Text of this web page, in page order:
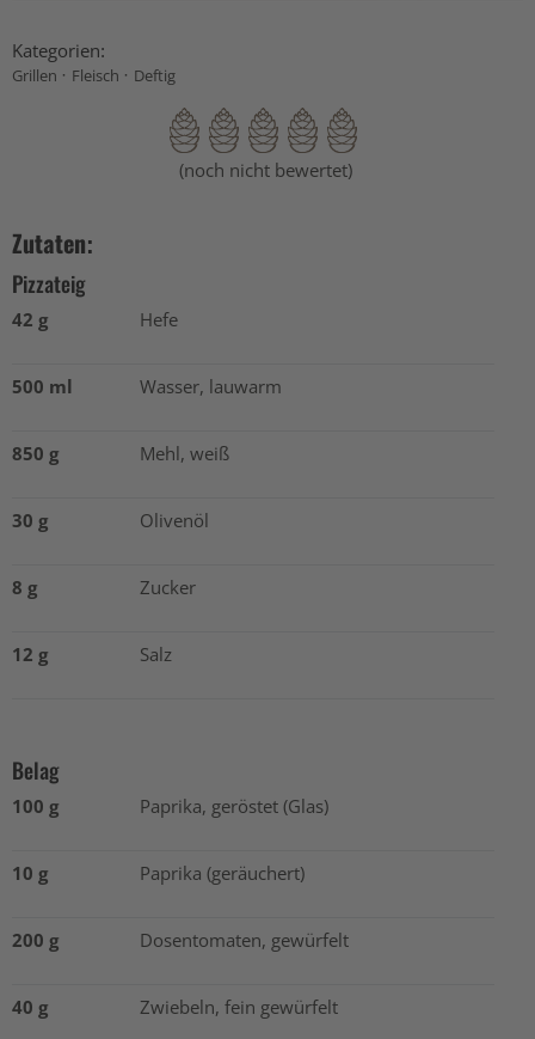
Kategorien:
Grillen · Fleisch · Deftig
(noch nicht bewertet)
Zutaten:
Pizzateig
42 g Hefe
500 ml Wasser, lauwarm
850 g Mehl, weiß
30 g Olivenöl
8 g Zucker
12 g Salz
Belag
100 g Paprika, geröstet (Glas)
10 g Paprika (geräuchert)
200 g Dosentomaten, gewürfelt
40 g Zwiebeln, fein gewürfelt